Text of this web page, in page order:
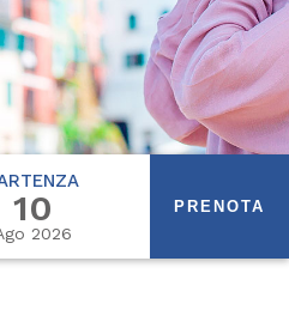
10
2026
PRENOTA